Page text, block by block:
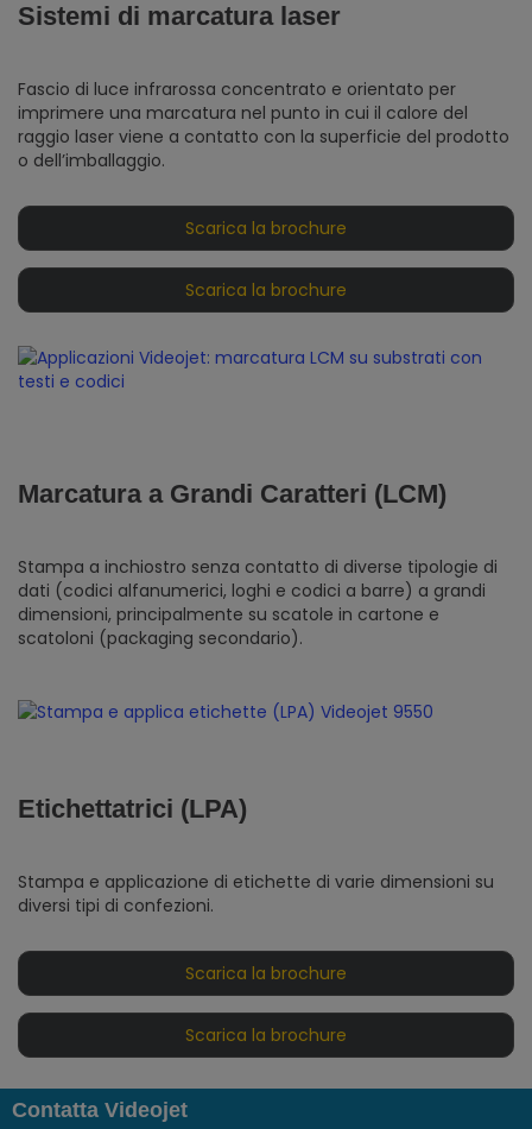
Sistemi di marcatura laser
Fascio di luce infrarossa concentrato e orientato per
imprimere una marcatura nel punto in cui il calore del
raggio laser viene a contatto con la superficie del prodotto
o dell’imballaggio.
Scarica la brochure
Scarica la brochure
Marcatura a Grandi Caratteri (LCM)
Stampa a inchiostro senza contatto di diverse tipologie di
dati (codici alfanumerici, loghi e codici a barre) a grandi
dimensioni, principalmente su scatole in cartone e
scatoloni (packaging secondario).
Etichettatrici (LPA)
Stampa e applicazione di etichette di varie dimensioni su
diversi tipi di confezioni.
Scarica la brochure
Scarica la brochure
Contatta Videojet